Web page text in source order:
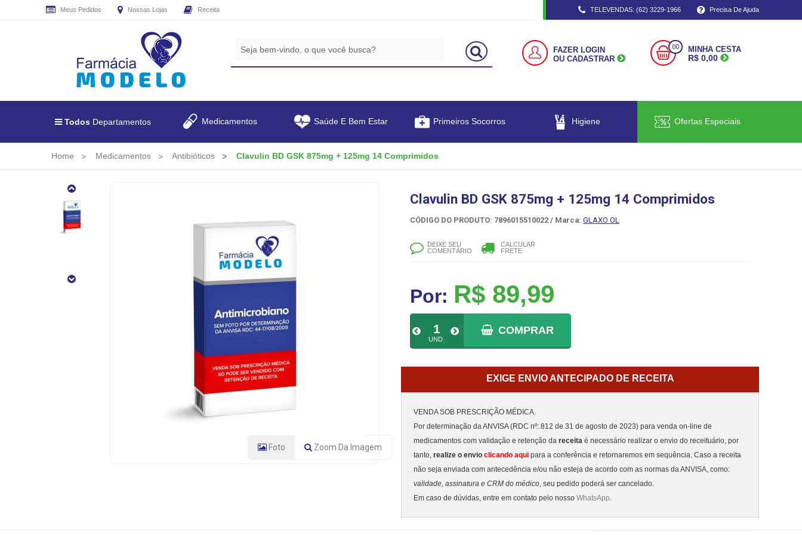
Meus Pedidos Nossas Lojas Receita TELEVENDAS: (62) 3229-1966 Precisa De Ajuda
FAZER LOGIN
OU CADASTRAR
00 MINHA CESTA
R$ 0,00
Todos Departamentos Medicamentos Saúde E Bem Estar Primeiros Socorros Higiene Ofertas Especiais
Home Medicamentos Antibióticos Clavulin BD GSK 875mg + 125mg 14 Comprimidos
Clavulin
BD
GSK
Foto Zoom Da Imagem
Clavulin BD GSK 875mg + 125mg 14 Comprimidos
CÓDIGO DO PRODUTO: 7896015510022 / Marca: GLAXO OL
DEIXE SEU
COMENTÁRIO
CALCULAR
FRETE
Por: R$ 89,99
UND.
COMPRAR
EXIGE ENVIO ANTECIPADO DE RECEITA
VENDA SOB PRESCRIÇÃO MÉDICA.
Por determinação da ANVISA (RDC nº: 812 de 31 de agosto de 2023) para venda on-line de
medicamentos com validação e retenção da receita é necessário realizar o envio do receituário, por
tanto, realize o envio clicando aqui para a conferência e retornaremos em sequência. Caso a receita
não seja enviada com antecedência e/ou não esteja de acordo com as normas da ANVISA, como:
validade, assinatura e CRM do médico, seu pedido poderá ser cancelado.
Em caso de dúvidas, entre em contato pelo nosso WhatsApp.
CADASTRE
SEU
MAIL
E
TODAS
PROMOÇÕES